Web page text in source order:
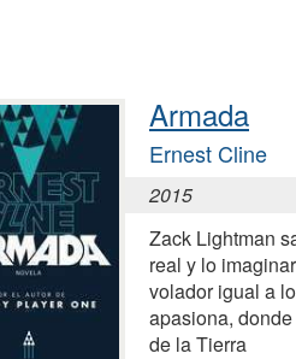
Armada
Ernest Cline
2015
Zack Lightman
real y lo
volador igual a
apasiona,
de la Tierra